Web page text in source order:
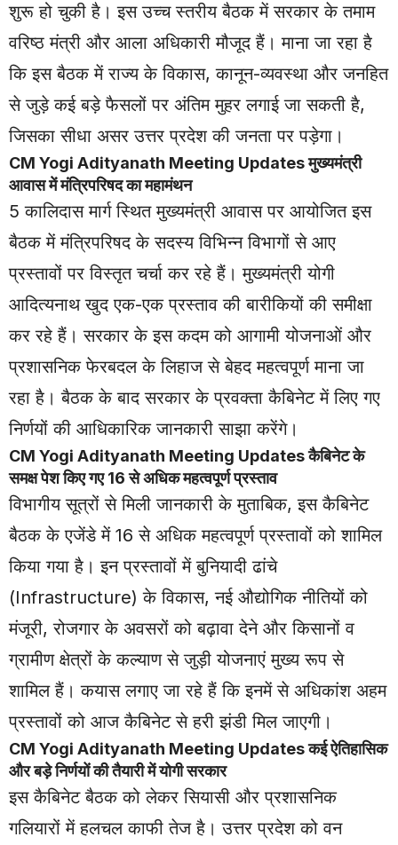
शुरू हो चुकी है। इस उच्च स्तरीय बैठक में सरकार के तमाम
वरिष्ठ मंत्री और आला अधिकारी मौजूद हैं। माना जा रहा है
कि इस बैठक में राज्य के विकास, कानून-व्यवस्था और जनहित
से जुड़े कई बड़े फैसलों पर अंतिम मुहर लगाई जा सकती है,
जिसका सीधा असर उत्तर प्रदेश की जनता पर पड़ेगा।
CM Yogi Adityanath Meeting Updates मुख्यमंत्री
आवास में मंत्रिपरिषद का महामंथन
5 कालिदास मार्ग स्थित मुख्यमंत्री आवास पर आयोजित इस
बैठक में मंत्रिपरिषद के सदस्य विभिन्न विभागों से आए
प्रस्तावों पर विस्तृत चर्चा कर रहे हैं। मुख्यमंत्री योगी
आदित्यनाथ खुद एक-एक प्रस्ताव की बारीकियों की समीक्षा
कर रहे हैं। सरकार के इस कदम को आगामी योजनाओं और
प्रशासनिक फेरबदल के लिहाज से बेहद महत्वपूर्ण माना जा
रहा है। बैठक के बाद सरकार के प्रवक्ता कैबिनेट में लिए गए
निर्णयों की आधिकारिक जानकारी साझा करेंगे।
CM Yogi Adityanath Meeting Updates कैबिनेट के
समक्ष पेश किए गए 16 से अधिक महत्वपूर्ण प्रस्ताव
विभागीय सूत्रों से मिली जानकारी के मुताबिक, इस कैबिनेट
बैठक के एजेंडे में 16 से अधिक महत्वपूर्ण प्रस्तावों को शामिल
किया गया है। इन प्रस्तावों में बुनियादी ढांचे
(Infrastructure) के विकास, नई औद्योगिक नीतियों को
मंजूरी, रोजगार के अवसरों को बढ़ावा देने और किसानों व
ग्रामीण क्षेत्रों के कल्याण से जुड़ी योजनाएं मुख्य रूप से
शामिल हैं। कयास लगाए जा रहे हैं कि इनमें से अधिकांश अहम
प्रस्तावों को आज कैबिनेट से हरी झंडी मिल जाएगी।
CM Yogi Adityanath Meeting Updates कई ऐतिहासिक
और बड़े निर्णयों की तैयारी में योगी सरकार
इस कैबिनेट बैठक को लेकर सियासी और प्रशासनिक
गलियारों में हलचल काफी तेज है। उत्तर प्रदेश को वन